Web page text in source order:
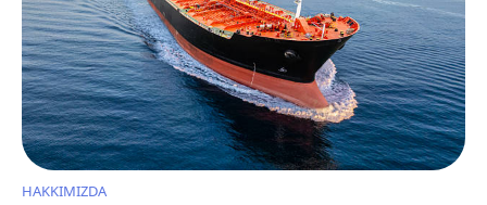
HAKKIMIZDA